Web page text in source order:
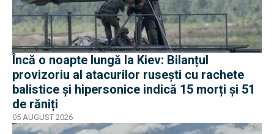
Încă o noapte lungă la Kiev: Bilanțul
provizoriu al atacurilor rusești cu rachete
balistice și hipersonice indică 15 morți și 51
de răniți
05 AUGUST 2026